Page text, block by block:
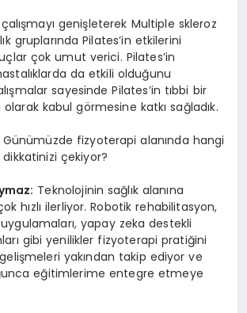
genişleterek Multiple skleroz
gruplarında Pilates’in etkilerini
çok umut verici. Pilates’in
da etkili olduğunu
sayesinde Pilates’in tıbbi bir
kabul görmesine katkı sağladık.
Günümüzde fizyoterapi alanında hangi
çekiyor?
Teknolojinin sağlık alanına
hızlı ilerliyor. Robotik rehabilitasyon,
yapay zeka destekli
gibi yenilikler fizyoterapi pratiğini
yakından takip ediyor ve
eğitimlerime entegre etmeye